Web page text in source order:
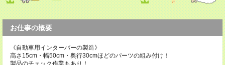
お仕事の概要
《自動車用インターバーの製造》
高さ15cm・幅50cm・奥行30cmほどのパーツの組み付け！
製品のチェック作業もあり！